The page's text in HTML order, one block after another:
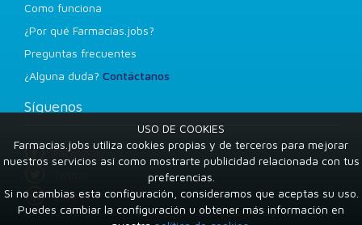
Como funciona
¿Por qué Farmacias.jobs?
Preguntas frecuentes
¿Alguna duda? Contáctanos
Síguenos
Facebook
LinkedIn
USO DE COOKIES
Farmacias.jobs utiliza cookies propias y de terceros para mejorar
nuestros servicios así como mostrarte publicidad relacionada con tus
preferencias.
Si no cambias esta configuración, consideramos que aceptas su uso.
Puedes cambiar la configuración u obtener más información en